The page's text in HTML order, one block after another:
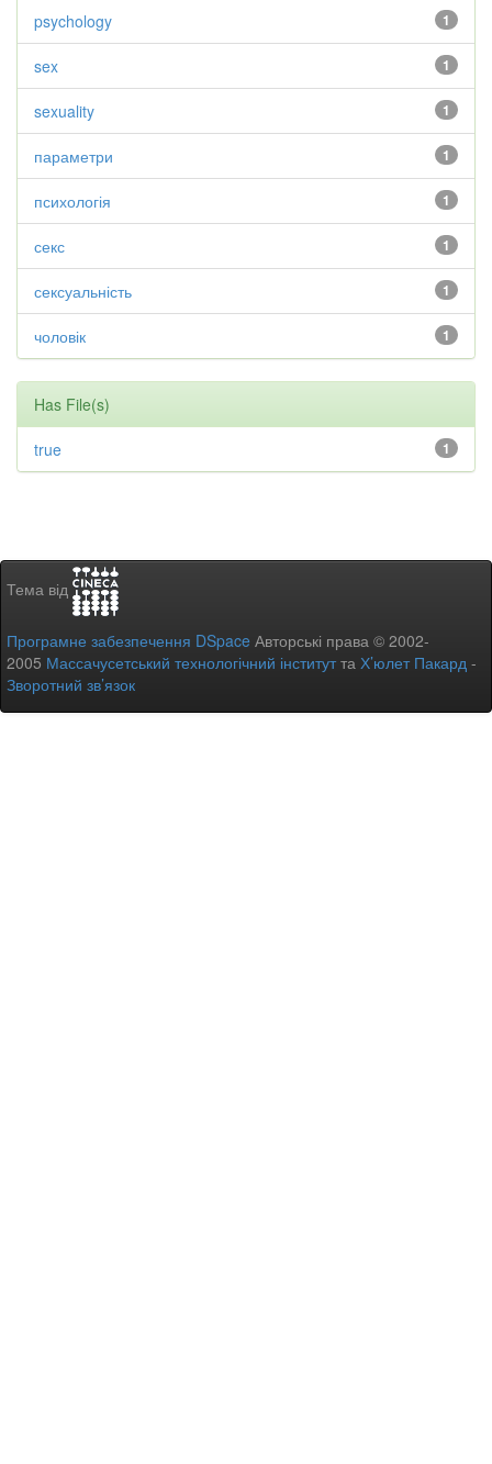
1
psychology
1
sex
1
sexuality
1
параметри
1
психологія
1
секс
1
сексуальність
1
чоловік
Has File(s)
1
true
Тема від
Програмне забезпечення DSpace Авторські права © 2002-
2005 Массачусетський технологічний інститутта Х’юлет Пакард -
Зворотний зв’язок